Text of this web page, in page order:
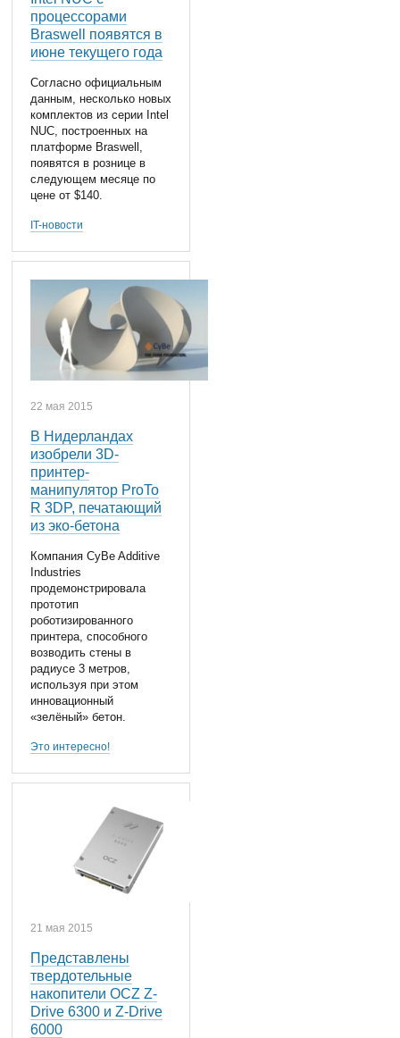
процессорами
Braswell появятся в
июне текущего года
Согласно официальным
данным, несколько новых
комплектов из серии Intel
NUC, построенных на
платформе Braswell,
появятся в рознице в
следующем месяце по
цене от $140.
IT-новости
22 мая 2015
В Нидерландах
изобрели 3D-
принтер-
манипулятор ProTo
R 3DP, печатающий
из эко-бетона
Компания CyBe Additive
Industries
продемонстрировала
прототип
роботизированного
принтера, способного
возводить стены в
радиусе 3 метров,
используя при этом
инновационный
«зелёный» бетон.
Это интересно!
21 мая 2015
Представлены
твердотельные
накопители OCZ Z-
Drive 6300 и Z-Drive
6000